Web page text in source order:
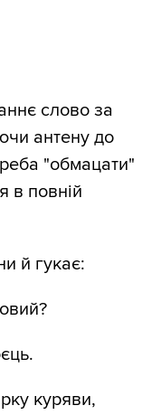
слово за
антену до
"обмацати"
в повній
й гукає:
куряви,